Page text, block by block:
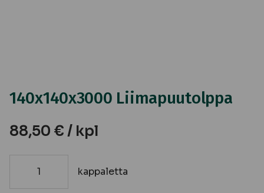
140x140x3000 Liimapuutolppa
88,50 € / kpl
140x140x3000kappaletta